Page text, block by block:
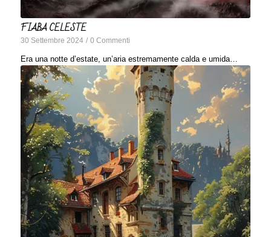
FIABA CELESTE
30 Settembre 2024 / 0 Commenti
Era una notte d’estate, un’aria estremamente calda e umida…